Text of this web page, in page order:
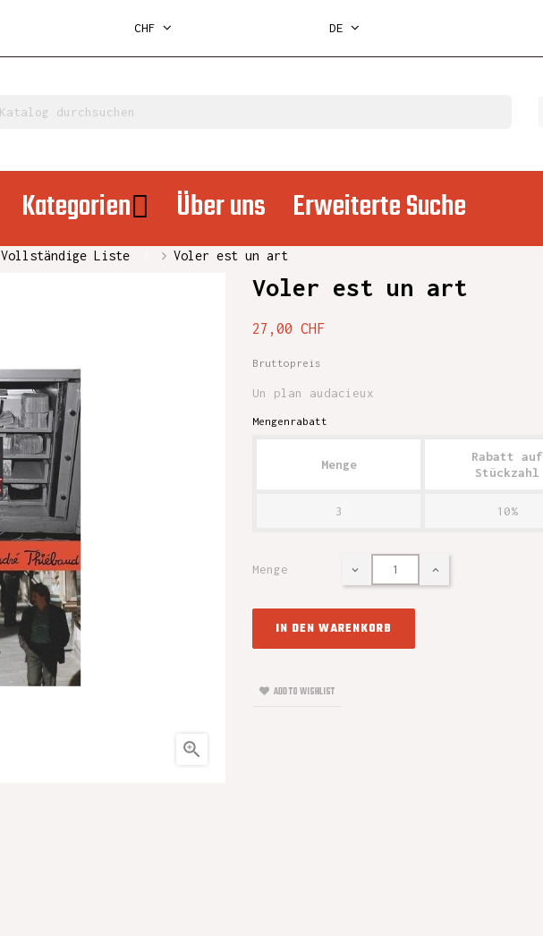
CHF DE
Kategorien Über uns Erweiterte Suche
Vollständige Liste Voler est un art

Voler est un art
27,00 CHF
Bruttopreis
Un plan audacieux
Mengenrabatt
Menge
Rabatt auf
Stückzahl
3 10%
Menge
IN DEN WARENKORB
ADD TO WISHLIST